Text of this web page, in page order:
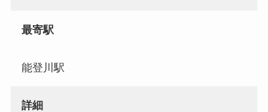
最寄駅
能登川駅
詳細